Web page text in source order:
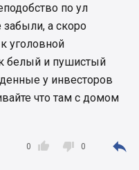
по ул
забыли, а скоро
уголовной
белый и пушистый
у инвесторов
что там с домом

0  0 